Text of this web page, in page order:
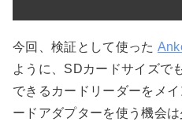
今回、検証として使った
ように、SDカードサイズで
できるカードリーダーをメ
ードアダプターを使う機会は